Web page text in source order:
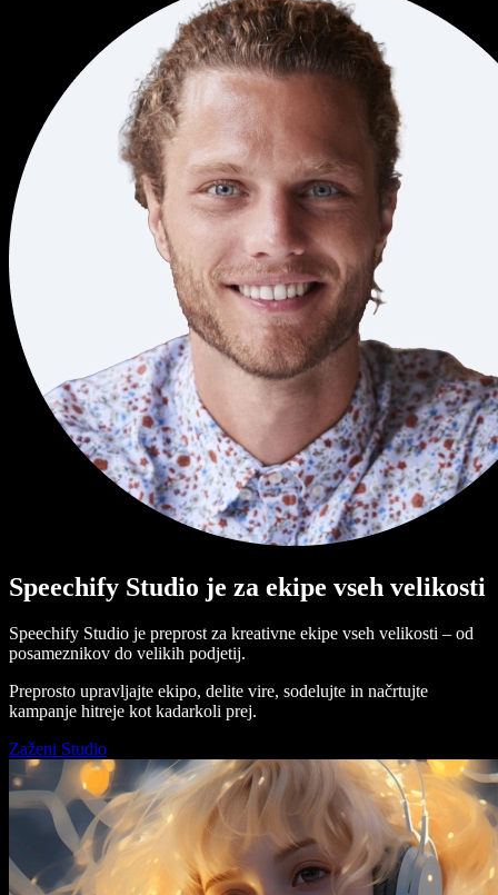
Speechify Studio je za ekipe vseh velikosti
Speechify Studio je preprost za kreativne ekipe vseh velikosti – od
posameznikov do velikih podjetij.
Preprosto upravljajte ekipo, delite vire, sodelujte in načrtujte
kampanje hitreje kot kadarkoli prej.
Zaženi Studio